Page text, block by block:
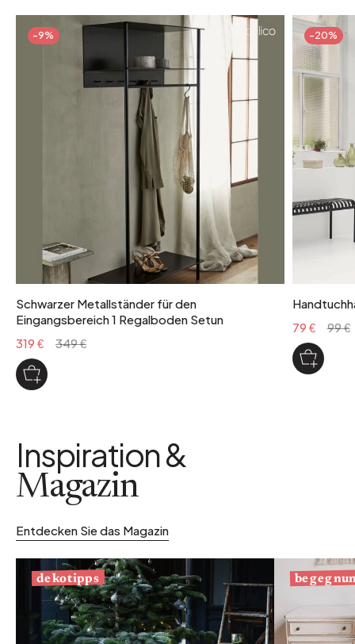
-9%
Schwarzer Metallständer für den
Eingangsbereich 1 Regalboden Setun
319 €
349 €
-20%
79 €
99 €
Inspiration &
Magazin
Entdecken Sie das Magazin
dekotipps